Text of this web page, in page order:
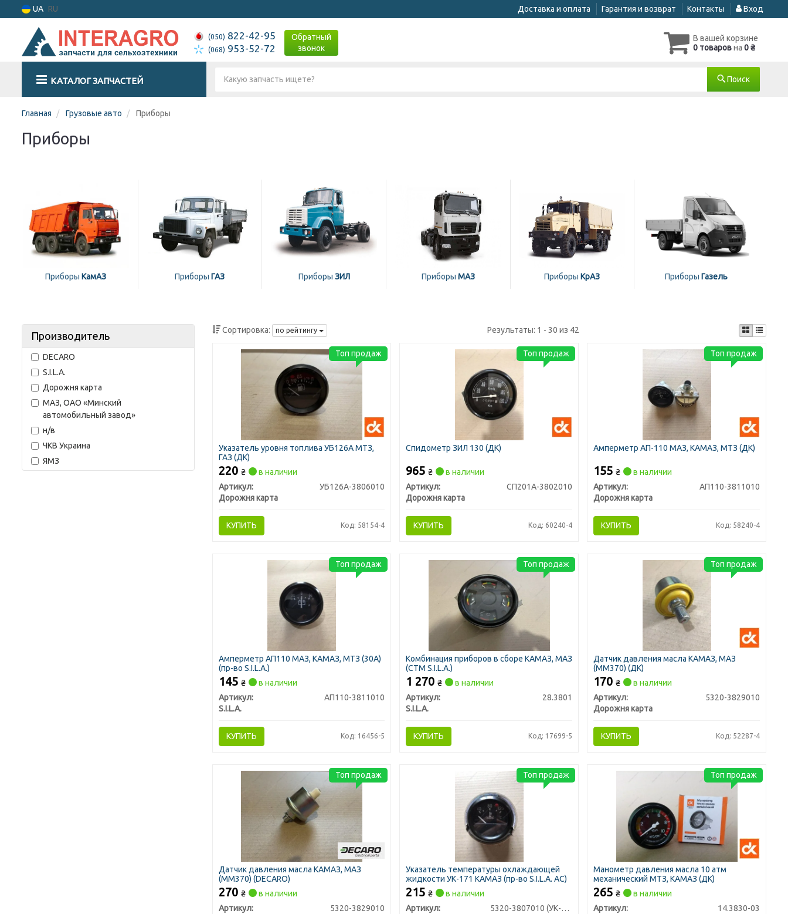
UA RU Доставка и оплата Гарантия и возврат Контакты Вход
(050) 822-42-95
(068) 953-52-72
Обратный
звонок
В вашей корзине
0 товаровна 0 ₴
КАТАЛОГ ЗАПЧАСТЕЙ Поиск
Главная Грузовые авто Приборы
Приборы
Приборы КамАЗ Приборы ГАЗ Приборы ЗИЛ Приборы МАЗ Приборы КрАЗ Приборы Газель
Производитель
DECARO
S.I.L.A.
Дорожня карта
МАЗ, ОАО «Минский
автомобильный завод»
н/в
ЧКВ Украина
ЯМЗ
Сортировка: по рейтингу Результаты: 1 - 30 из 42
Указатель уровня топлива УБ126А МТЗ,
ГАЗ (ДК)
220 ₴
в наличии
Артикул:
УБ126А-3806010
Дорожня карта
КУПИТЬ Код: 58154-4
Топ продаж
Спидометр ЗИЛ 130 (ДК)
965₴
в наличии
Артикул:
СП201А-3802010
Дорожня карта
КУПИТЬ Код: 60240-4
Топ продаж
Амперметр АП-110 МАЗ, КАМАЗ, МТЗ (ДК)
155₴
в наличии
Артикул:
АП110-3811010
Дорожня карта
КУПИТЬ Код: 58240-4
Топ продаж
Амперметр АП110 МАЗ, КАМАЗ, МТЗ (30А)
(пр-во S.I.L.A.)
145 ₴
в наличии
Артикул:
АП110-3811010
S.I.L.A.
КУПИТЬ Код: 16456-5
Топ продаж
Комбинация приборов в сборе КАМАЗ, МАЗ
(СТМ S.I.L.A.)
1 270₴
в наличии
Артикул:
28.3801
S.I.L.A.
КУПИТЬ Код: 17699-5
Топ продаж
Датчик давления масла КАМАЗ, МАЗ
(ММ370) (ДК)
170₴
в наличии
Артикул:
5320-3829010
Дорожня карта
КУПИТЬ Код: 52287-4
Топ продаж
Датчик давления масла КАМАЗ, МАЗ
(ММ370) (DECARO)
270 ₴
в наличии
Артикул:
5320-3829010
Топ продаж
Указатель температуры охлаждающей
жидкости УК-171 КАМАЗ (пр-во S.I.L.A. AC)
215₴
в наличии
Артикул:
5320-3807010 (УК-171)
Топ продаж
Манометр давления масла 10 атм
механический МТЗ, КАМАЗ (ДК)
265₴
в наличии
Артикул:
14.3830-03
Топ продаж